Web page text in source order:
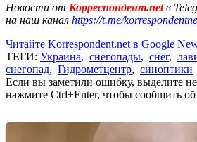
Новости от Корреспондент.netв
на наш канал https://t.me/
Читайте Korrespondent.net в Google
ТЕГИ: Украина, снегопады, снег,
снегопад, Гидрометцентр, синоптики
Если вы заметили ошибку, выделите
нажмите Ctrl+Enter, чтобы сообщить